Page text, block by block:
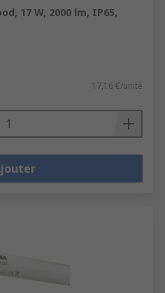
17 W, 2000 lm, IP65,
17,16 €/unité